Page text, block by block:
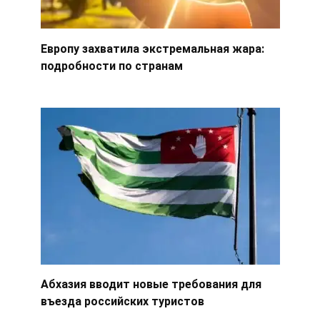
Европу захватила экстремальная жара:
подробности по странам
Абхазия вводит новые требования для
въезда российских туристов